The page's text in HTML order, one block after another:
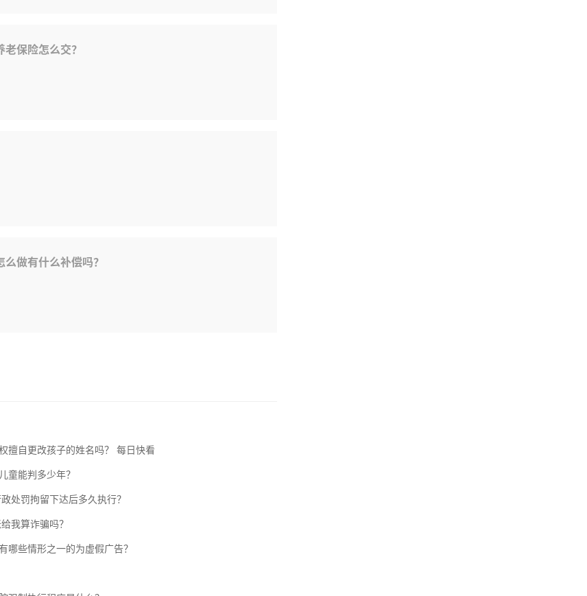
保险怎么交？
做有什么补偿吗？
擅自更改孩子的姓名吗？ 每日快看
童能判多少年？
处罚拘留下达后多久执行？
我算诈骗吗？
哪些情形之一的为虚假广告？